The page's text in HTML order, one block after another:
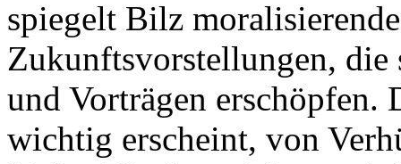
spiegelt Bilz
Zukunftsvorstellungen, die
und Vorträgen erschöpfen.
wichtig erscheint, von